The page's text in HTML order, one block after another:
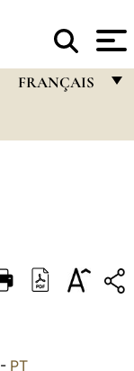
FRANÇAIS
DEUTSCH
العربيّة - PT